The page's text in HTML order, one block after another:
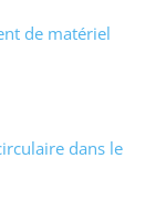
de matériel
dans le